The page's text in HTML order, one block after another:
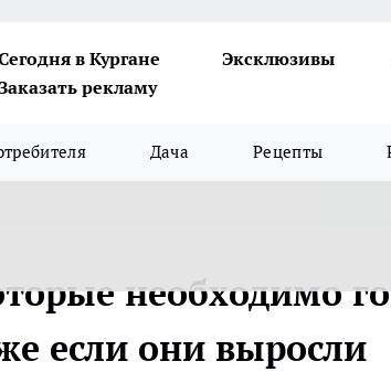
в Кургане Эксклюзивы
рекламу
Дача Рецепты
необходимо
если они выросли